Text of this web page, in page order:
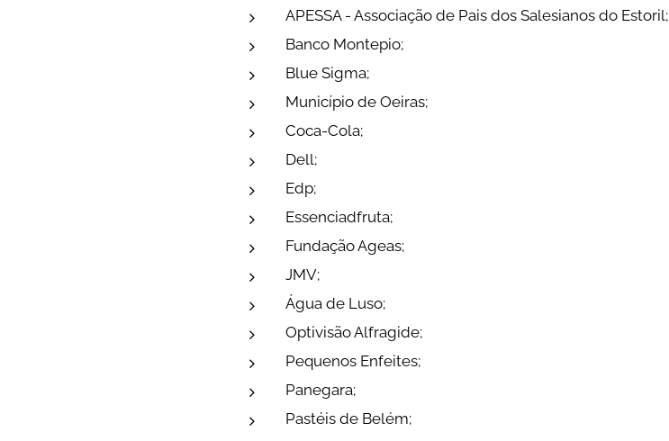
APESSA - Associação de Pais dos Salesianos do Estoril;
Banco Montepio;
Blue Sigma;
Município de Oeiras;
Coca-Cola;
Dell;
Edp;
Essenciadfruta;
Fundação Ageas;
JMV;
Água de Luso;
Optivisão Alfragide;
Pequenos Enfeites;
Panegara;
Pastéis de Belém;